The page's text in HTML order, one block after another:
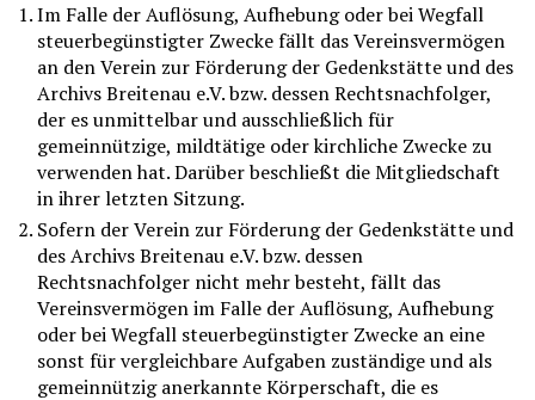
Im Falle der Auflösung, Aufhebung oder bei Wegfall
steuerbegünstigter Zwecke fällt das Vereinsvermögen
an den Verein zur Förderung der Gedenkstätte und des
Archivs Breitenau e.V. bzw. dessen Rechtsnachfolger,
der es unmittelbar und ausschließlich für
gemeinnützige, mildtätige oder kirchliche Zwecke zu
verwenden hat. Darüber beschließt die Mitgliedschaft
in ihrer letzten Sitzung.
Sofern der Verein zur Förderung der Gedenkstätte und
des Archivs Breitenau e.V. bzw. dessen
Rechtsnachfolger nicht mehr besteht, fällt das
Vereinsvermögen im Falle der Auflösung, Aufhebung
oder bei Wegfall steuerbegünstigter Zwecke an eine
sonst für vergleichbare Aufgaben zuständige und als
gemeinnützig anerkannte Körperschaft, die es